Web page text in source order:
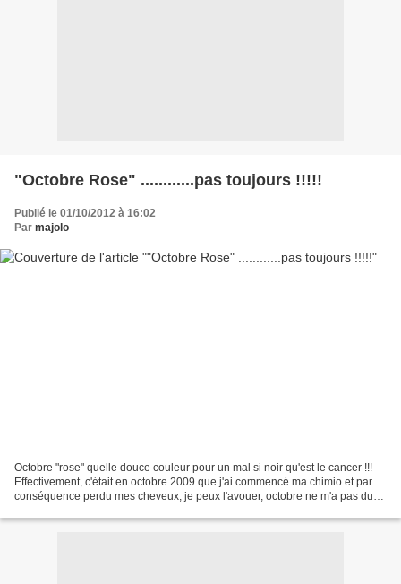
"Octobre Rose" ............pas toujours !!!!!
Publié le 01/10/2012 à 16:02
Par majolo
Octobre "rose" quelle douce couleur pour un mal si noir qu'est le cancer !!!
Effectivement, c'était en octobre 2009 que j'ai commencé ma chimio et par
conséquence perdu mes cheveux, je peux l'avouer, octobre ne m'a pas du